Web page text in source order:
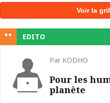
Voir la
EDITO
Par KODHO
Pour les
planète